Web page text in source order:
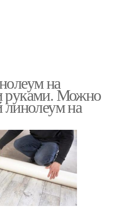
на
руками. Можно
линолеум на